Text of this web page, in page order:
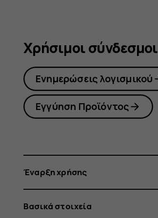
Χρήσιμοι σύνδεσμοι
Ενημερώσεις λογισμικού
Εγγύηση Προϊόντος
Έναρξη χρήσης
Βασικά στοιχεία